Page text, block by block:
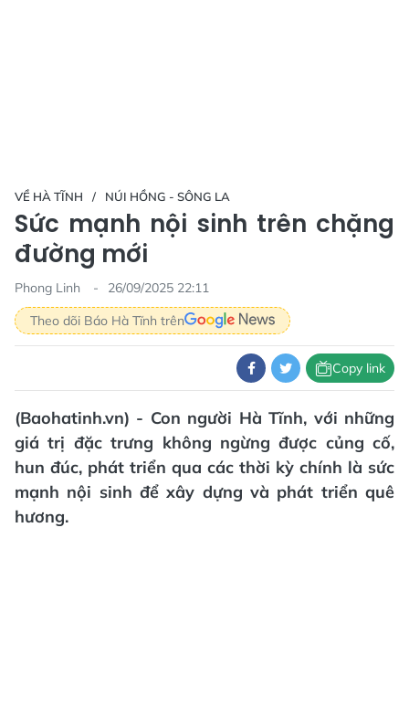
VỀ HÀ TĨNH NÚI HỒNG - SÔNG LA
Sức mạnh nội sinh trên chặng
đường mới
Phong Linh
26/09/2025 22:11
Theo dõi Báo Hà Tĩnh trên
Copy link
(Baohatinh.vn) - Con người Hà Tĩnh, với những
giá trị đặc trưng không ngừng được củng cố,
hun đúc, phát triển qua các thời kỳ chính là sức
mạnh nội sinh để xây dựng và phát triển quê
hương.